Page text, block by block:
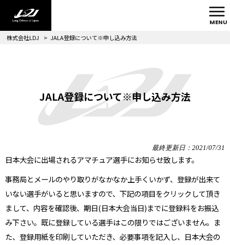
MENU
株式会社LDJ
> JALA登録について※申し込み方法
JALA登録について※申し込み方法
最終更新日：2021/07/31
日本大会に出場されるアマチュア選手にお知らせ致します。
事務局とメールのやり取りがなかなか上手くいかず、登録が出来て
いない選手がいると思いますので、下記の項目をクリックして頂き
まして、内容を確認後、期日(日本大会当日)までに登録料をお振込
み下さい。既に登録している選手はこの限りではございません。ま
た、登録用紙を印刷していただき、必要事項を記入し、日本大会の